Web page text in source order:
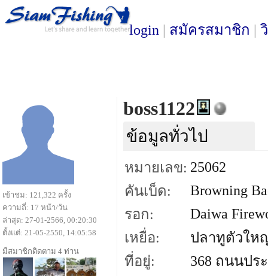
login | สมัครสมาชิก |
boss1122
ข้อมูลทั่วไป
หมายเลข: 25062
คันเบ็ด:
Browning
รอก:
Daiwa
เหยื่อ:
ปลาทูตัวให
ที่อยู่:
368 ถนนปร
เข้าชม: 121,322 ครั้ง
ความถี่: 17 หน้า/วัน
ล่าสุด: 27-01-2566, 00:20:30
ตั้งแต่: 21-05-2550, 14:05:58
มีสมาชิกติดตาม 4 ท่าน